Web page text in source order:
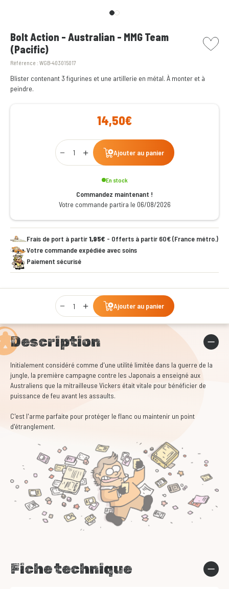
Bolt Action - Australian - MMG Team
(Pacific)
Référence : WGB-403015017
picto
Blister contenant 3 figurines et une artillerie en métal. À monter et à
peindre.
14,50€
Qty
Ajouter au panier
En stock
Commandez maintenant !
Votre commande partira le 06/08/2026
Frais de port à partir1,95€ - Offerts à partir 60€ (France métro.)
Votre commande expédiée avec soins
Paiement sécurisé
Qty
Ajouter au panier
Description
Initialement considéré comme d'une utilité limitée dans la guerre de la
jungle, la première campagne contre les Japonais a enseigné aux
Australiens que la mitrailleuse Vickers était vitale pour bénéficier de
puissance de feu avant les assaults.
C'est l'arme parfaite pour protéger le flanc ou maintenir un point
d'étranglement.
Fiche technique